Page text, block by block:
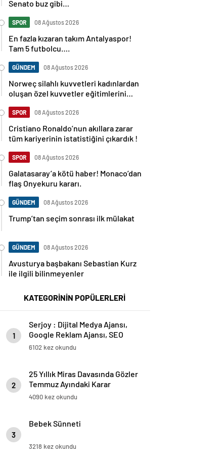
Senato buz gibi…
SPOR 08 Ağustos 2026
En fazla kızaran takım Antalyaspor!
Tam 5 futbolcu….
GÜNDEM 08 Ağustos 2026
Norweç silahlı kuvvetleri kadınlardan
oluşan özel kuvvetler eğitimlerini
SPOR 08 Ağustos 2026
Cristiano Ronaldo’nun akıllara zarar
tüm kariyerinin istatistiğini çıkardık !
SPOR 08 Ağustos 2026
Galatasaray’a kötü haber! Monaco’dan
flaş Onyekuru kararı.
GÜNDEM 08 Ağustos 2026
Trump’tan seçim sonrası ilk mülakat
GÜNDEM 08 Ağustos 2026
Avusturya başbakanı Sebastian Kurz
ile ilgili bilinmeyenler
KATEGORİNİN POPÜLERLERİ
1
Serjoy : Dijital Medya Ajansı,
Google Reklam Ajansı, SEO
Ajansı ve Web Tasarım Ajansı
6102 kez okundu
2
25 Yıllık Miras Davasında Gözler
Temmuz Ayındaki Karar
Duruşmasına Çevrildi
4090 kez okundu
3
Bebek Sünneti
3218 kez okundu